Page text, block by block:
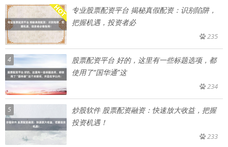
专业股票配资平台 揭秘真假配资：识别陷阱，
把握机遇，投资者必
235
4
股票配资平台 好的，这里有一些标题选项，都
使用了“国华通”这
234
5
炒股软件 股票配资融资：快速放大收益，把握
投资机遇！
233